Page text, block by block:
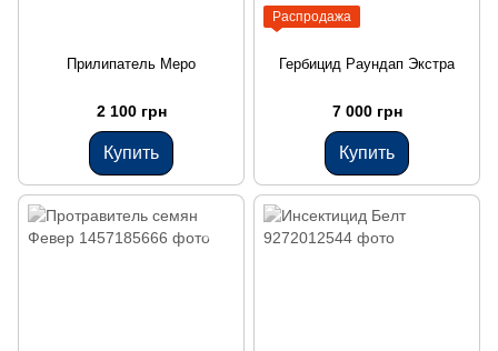
Прилипатель Меро
2 100 грн
Купить
Распродажа
Гербицид Раундап Экстра
7 000 грн
Купить